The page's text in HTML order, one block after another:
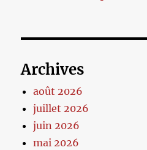
Archives
août 2026
juillet 2026
juin 2026
mai 2026